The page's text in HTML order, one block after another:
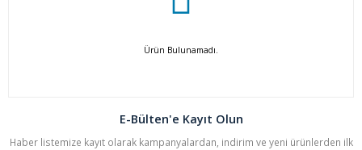
Ürün Bulunamadı.
E-Bülten'e Kayıt Olun
Haber listemize kayıt olarak kampanyalardan, indirim ve yeni ürünlerden ilk